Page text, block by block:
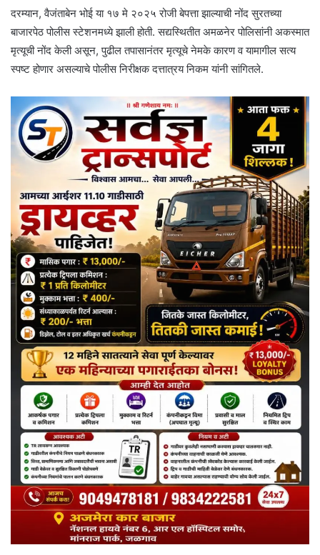
दरम्यान, वैजंताबेन भोई या १७ मे २०२५ रोजी बेपत्ता झाल्याची नोंद सुरतच्या
बाजारपेठ पोलीस स्टेशनमध्ये झाली होती. सद्यस्थितीत अमळनेर पोलिसांनी अकस्मात
मृत्यूची नोंद केली असून, पुढील तपासानंतर मृत्यूचे नेमके कारण व यामागील सत्य
स्पष्ट होणार असल्याचे पोलीस निरीक्षक दत्तात्रय निकम यांनी सांगितले.